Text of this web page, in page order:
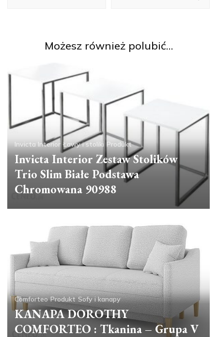
Możesz również polubić…
Invicta Interior Ławy i stoliki Produkt
Invicta Interior Zestaw Stolików
Trio Slim Białe Podstawa
Chromowana 90988
Comforteo Produkt Sofy i kanapy
KANAPA DOROTHY
COMFORTEO : Tkanina – Grupa V